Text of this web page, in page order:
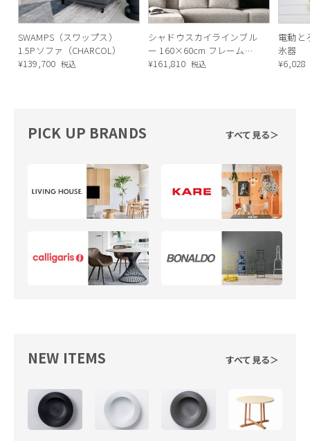
SWAMPS（スワップス）
1.5Pソファ（CHARCOL）
¥139,700 税込
シャドウスカイラインブル
ー 160×60cm フレームピ
クチャー
¥161,810 税込
電動と
氷器
¥6,028
PICK UP BRANDS すべて見る＞
NEW ITEMS すべて見る＞